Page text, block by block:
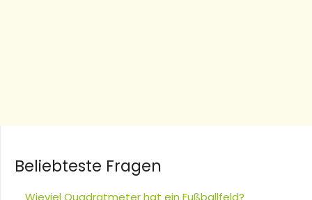
Beliebteste Fragen